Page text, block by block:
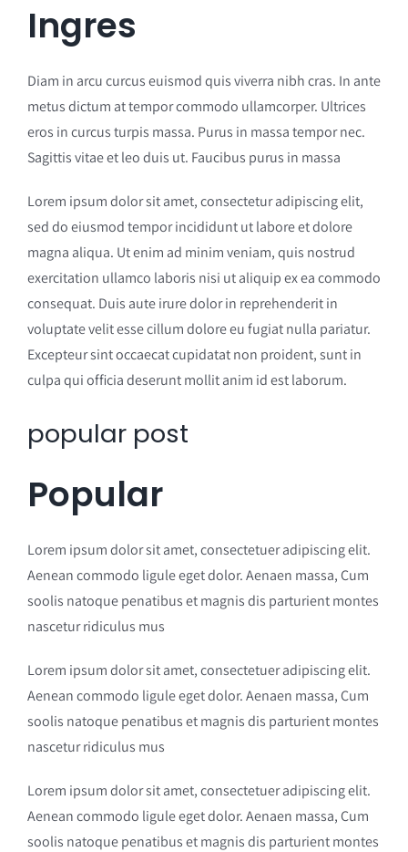
Ingres
Diam in arcu curcus euismod quis viverra nibh cras. In ante
metus dictum at tempor commodo ullamcorper. Ultrices
eros in curcus turpis massa. Purus in massa tempor nec.
Sagittis vitae et leo duis ut. Faucibus purus in massa
Lorem ipsum dolor sit amet, consectetur adipiscing elit,
sed do eiusmod tempor incididunt ut labore et dolore
magna aliqua. Ut enim ad minim veniam, quis nostrud
exercitation ullamco laboris nisi ut aliquip ex ea commodo
consequat. Duis aute irure dolor in reprehenderit in
voluptate velit esse cillum dolore eu fugiat nulla pariatur.
Excepteur sint occaecat cupidatat non proident, sunt in
culpa qui officia deserunt mollit anim id est laborum.
popular post
Popular
Lorem ipsum dolor sit amet, consectetuer adipiscing elit.
Aenean commodo ligule eget dolor. Aenaen massa, Cum
soolis natoque penatibus et magnis dis parturient montes
nascetur ridiculus mus
Lorem ipsum dolor sit amet, consectetuer adipiscing elit.
Aenean commodo ligule eget dolor. Aenaen massa, Cum
soolis natoque penatibus et magnis dis parturient montes
nascetur ridiculus mus
Lorem ipsum dolor sit amet, consectetuer adipiscing elit.
Aenean commodo ligule eget dolor. Aenaen massa, Cum
soolis natoque penatibus et magnis dis parturient montes